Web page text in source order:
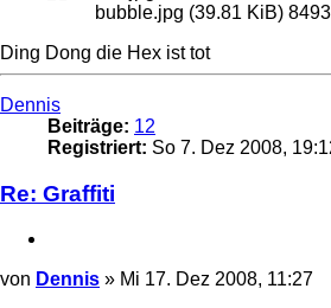
bubble.jpg (39.81 KiB)
Ding Dong die Hex ist tot
Nach
oben
Dennis
Beiträge: 12
Registriert: So 7. Dez 2008,
Re: Graffiti
Beitrag
von Dennis » Mi 17. Dez 2008, 11:27